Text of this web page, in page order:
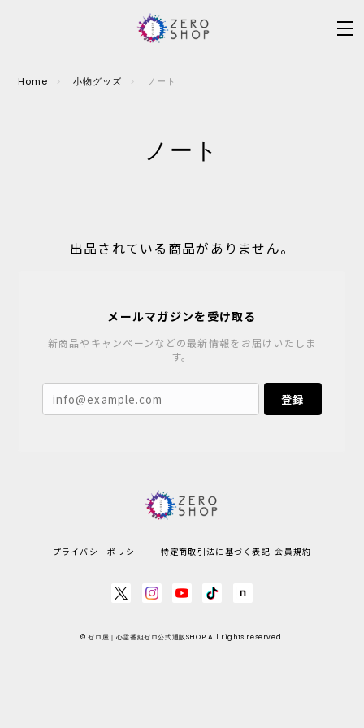
Home 小物グッズ ノート
ノート
出品されている商品がありません。
メールマガジンを受け取る
新商品やキャンペーンなどの最新情報をお届けいたしま
す。
登録
プライバシーポリシー 特定商取引法に基づく表記 会員規約
© ゼロ屋｜心霊番組ゼロ公式通販SHOP All rights reserved.